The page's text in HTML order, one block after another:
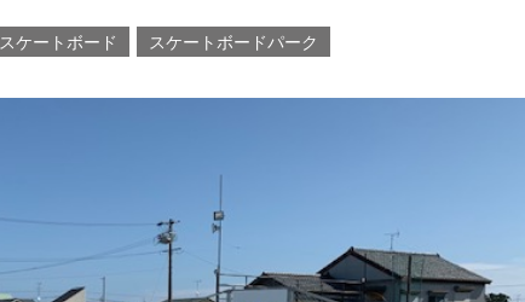
スケートボード スケートボードパーク